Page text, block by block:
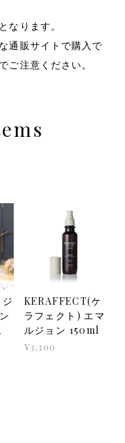
なります。
通販サイトで購入で
ご注意ください。
KERAFFECT(ケ
ラフェクト) エマ
ルジョン 150ml
¥3,300